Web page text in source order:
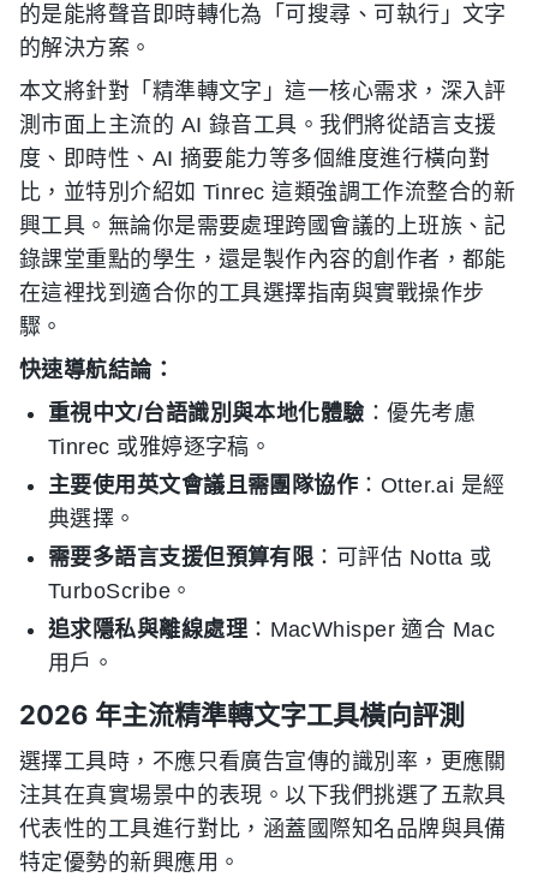
的是能將聲音即時轉化為「可搜尋、可執行」文字
的解決方案。
本文將針對「精準轉文字」這一核心需求，深入評
測市面上主流的 AI 錄音工具。我們將從語言支援
度、即時性、AI 摘要能力等多個維度進行橫向對
比，並特別介紹如 Tinrec 這類強調工作流整合的新
興工具。無論你是需要處理跨國會議的上班族、記
錄課堂重點的學生，還是製作內容的創作者，都能
在這裡找到適合你的工具選擇指南與實戰操作步
驟。
快速導航結論：
重視中文/台語識別與本地化體驗 ：優先考慮
Tinrec 或雅婷逐字稿。
主要使用英文會議且需團隊協作 ：Otter.ai 是經
典選擇。
需要多語言支援但預算有限 ：可評估 Notta 或
TurboScribe。
追求隱私與離線處理：MacWhisper 適合 Mac
用戶。
2026 年主流精準轉文字工具橫向評測
選擇工具時，不應只看廣告宣傳的識別率，更應關
注其在真實場景中的表現。以下我們挑選了五款具
代表性的工具進行對比，涵蓋國際知名品牌與具備
特定優勢的新興應用。